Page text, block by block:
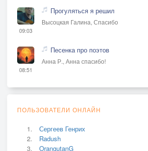
09:03
Прогуляться я решил
Высоцкая Галина, Спасибо
08:51
Песенка про поэтов
Анна Р., Анна спасибо!
ПОЛЬЗОВАТЕЛИ ОНЛАЙН
Сергеев Генрих
Radush
OrangutanG